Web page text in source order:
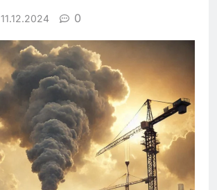
11.12.2024 0